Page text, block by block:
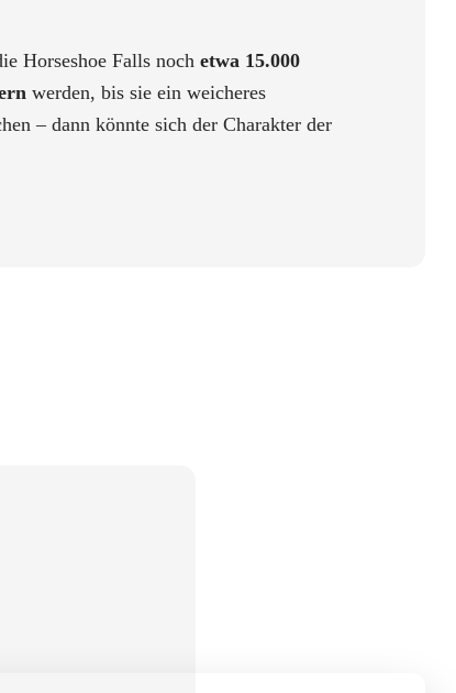
Horseshoe Falls nochetwa 15.000
werden, bis sie ein weicheres
– dann könnte sich der Charakter der